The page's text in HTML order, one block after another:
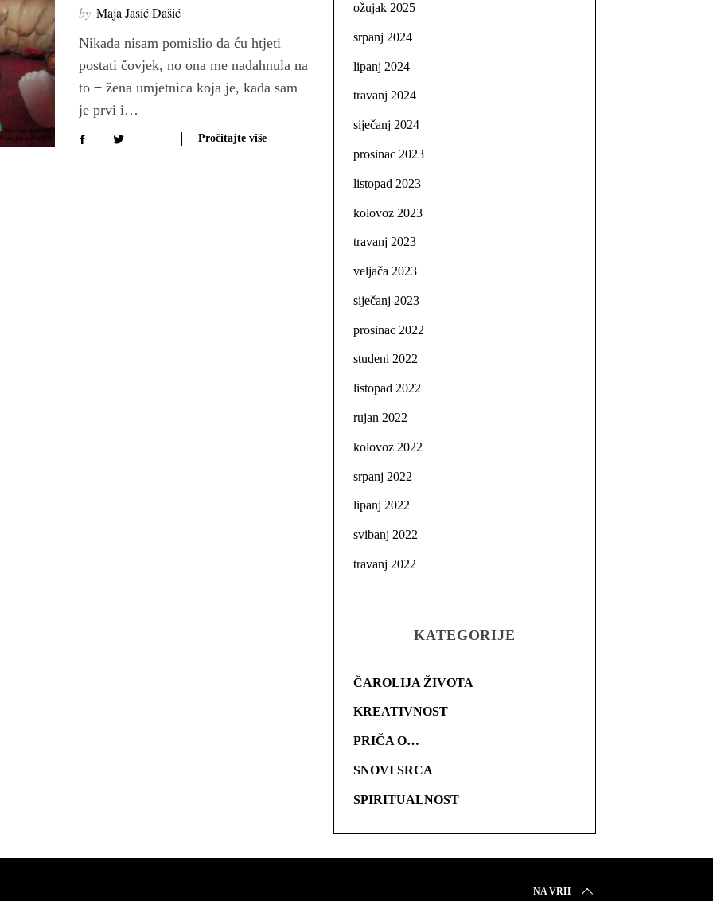
by Maja Jasić Dašić
Nikada nisam pomislio da ću htjeti
postati čovjek, no ona me nadahnula na
to ̶ žena umjetnica koja je, kada sam
je prvi i…
Pročitajte više
ožujak 2025
srpanj 2024
lipanj 2024
travanj 2024
siječanj 2024
prosinac 2023
listopad 2023
kolovoz 2023
travanj 2023
veljača 2023
siječanj 2023
prosinac 2022
studeni 2022
listopad 2022
rujan 2022
kolovoz 2022
srpanj 2022
lipanj 2022
svibanj 2022
travanj 2022
KATEGORIJE
ČAROLIJA ŽIVOTA
KREATIVNOST
PRIČA O…
SNOVI SRCA
SPIRITUALNOST
NA VRH